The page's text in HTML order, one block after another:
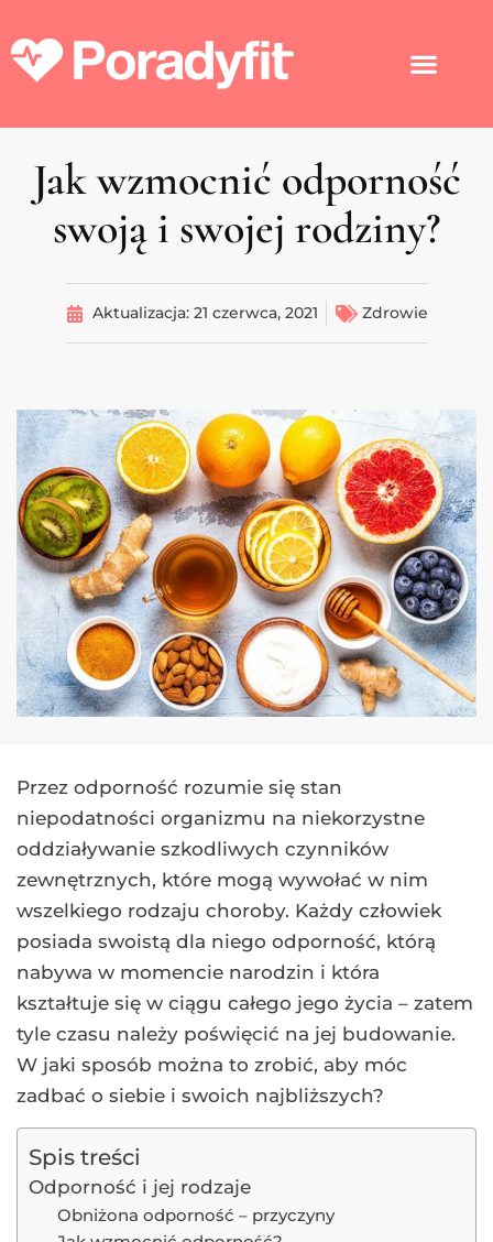
Jak wzmocnić odporność
swoją i swojej rodziny?
Aktualizacja: 21 czerwca, 2021 Zdrowie
Przez odporność rozumie się stan
niepodatności organizmu na niekorzystne
oddziaływanie szkodliwych czynników
zewnętrznych, które mogą wywołać w nim
wszelkiego rodzaju choroby. Każdy człowiek
posiada swoistą dla niego odporność, którą
nabywa w momencie narodzin i która
kształtuje się w ciągu całego jego życia – zatem
tyle czasu należy poświęcić na jej budowanie.
W jaki sposób można to zrobić, aby móc
zadbać o siebie i swoich najbliższych?
Spis treści
Odporność i jej rodzaje
Obniżona odporność – przyczyny